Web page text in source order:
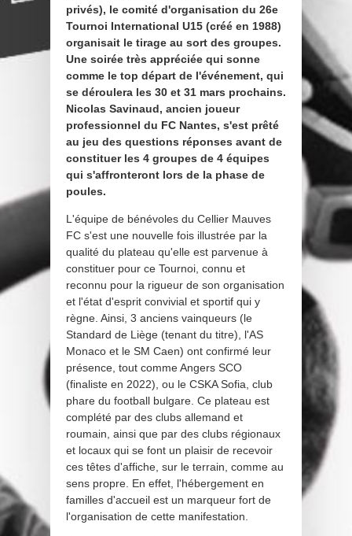
privés), le comité d'organisation du 26e
Tournoi International U15 (créé en 1988)
organisait le tirage au sort des groupes.
Une soirée très appréciée qui sonne
comme le top départ de l'événement, qui
se déroulera les 30 et 31 mars prochains.
Nicolas Savinaud, ancien joueur
professionnel du FC Nantes, s'est prêté
au jeu des questions réponses avant de
constituer les 4 groupes de 4 équipes
qui s'affronteront lors de la phase de
poules.
L'équipe de bénévoles du Cellier Mauves
FC s'est une nouvelle fois illustrée par la
qualité du plateau qu'elle est parvenue à
constituer pour ce Tournoi, connu et
reconnu pour la rigueur de son organisation
et l'état d'esprit convivial et sportif qui y
règne. Ainsi, 3 anciens vainqueurs (le
Standard de Liège (tenant du titre), l'AS
Monaco et le SM Caen) ont confirmé leur
présence, tout comme Angers SCO
(finaliste en 2022), ou le CSKA Sofia, club
phare du football bulgare. Ce plateau est
complété par des clubs allemand et
roumain, ainsi que par des clubs régionaux
et locaux qui se font un plaisir de recevoir
ces têtes d'affiche, sur le terrain, comme au
sens propre. En effet, l'hébergement en
familles d'accueil est un marqueur fort de
l'organisation de cette manifestation.